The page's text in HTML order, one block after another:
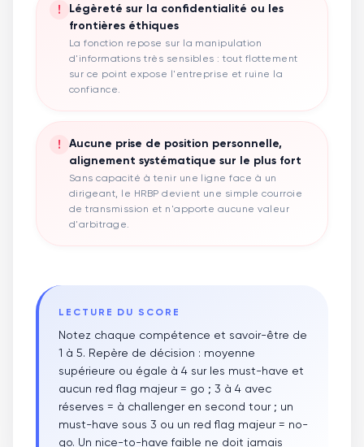
!
Légèreté sur la confidentialité ou les
frontières éthiques
La fonction repose sur la manipulation
d'informations très sensibles : tout flottement
sur ce point expose l'entreprise et ruine la
confiance.
!
Aucune prise de position personnelle,
alignement systématique sur le plus fort
Sans capacité à tenir une ligne face à un
dirigeant, le HRBP devient une simple courroie
de transmission et n'apporte aucune valeur
d'arbitrage.
LECTURE DU SCORE
Notez chaque compétence et savoir-être de
1 à 5. Repère de décision : moyenne
supérieure ou égale à 4 sur les must-have et
aucun red flag majeur = go ; 3 à 4 avec
réserves = à challenger en second tour ; un
must-have sous 3 ou un red flag majeur = no-
go. Un nice-to-have faible ne doit jamais